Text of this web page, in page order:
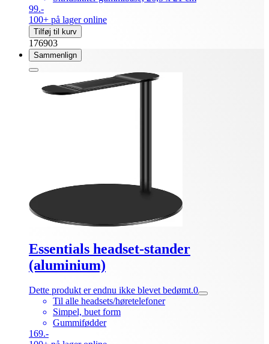
99.-
100+ på lager online
Tilføj til kurv
176903
Sammenlign
Essentials headset-stander
(aluminium)
Dette produkt er endnu ikke blevet bedømt.0
Til alle headsets/høretelefoner
Simpel, buet form
Gummifødder
169.-